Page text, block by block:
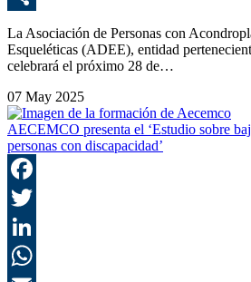
La Asociación de Personas con
Esqueléticas (ADEE), entidad
celebrará el próximo 28 de…
07 May 2025
AECEMCO presenta el ‘Estudio sobre
personas con discapacidad’